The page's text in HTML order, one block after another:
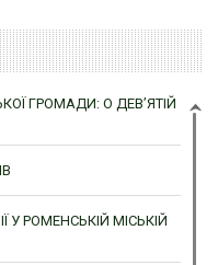
ГРОМАДИ: О ДЕВ’ЯТІЙ
У РОМЕНСЬКІЙ МІСЬКІЙ